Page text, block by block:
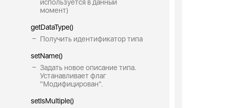
используется в данный
момент)
getDataType()
Получить идентификатор типа
setName()
Задать новое описание типа.
Устанавливает флаг
"Модифицирован".
setIsMultiple()